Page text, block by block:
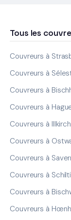
Tous les
Couvreurs à
Couvreurs à
Couvreurs à
Couvreurs à
Couvreurs à
Couvreurs à
Couvreurs à
Couvreurs à
Couvreurs à
Couvreurs à